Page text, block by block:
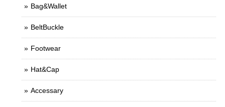
Bag&Wallet
BeltBuckle
Footwear
Hat&Cap
Accessary